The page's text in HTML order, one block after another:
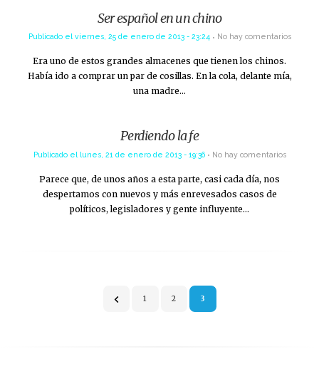
Ser español en un chino
Publicado el viernes, 25 de enero de 2013 - 23:24 No hay comentarios
Era uno de estos grandes almacenes que tienen los chinos.
Había ido a comprar un par de cosillas. En la cola, delante mía,
una madre…
Perdiendo la fe
Publicado el lunes, 21 de enero de 2013 - 19:36 No hay comentarios
Parece que, de unos años a esta parte, casi cada día, nos
despertamos con nuevos y más enrevesados casos de
políticos, legisladores y gente influyente…
1 2 3